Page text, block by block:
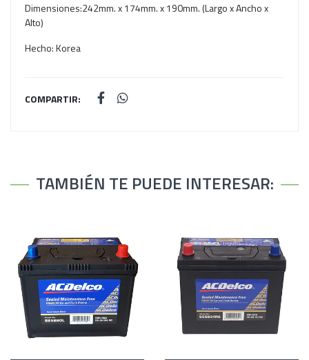
Dimensiones:242mm. x 174mm. x 190mm. (Largo x Ancho x
Alto)
Hecho: Korea
COMPARTIR:
TAMBIÉN TE PUEDE INTERESAR: